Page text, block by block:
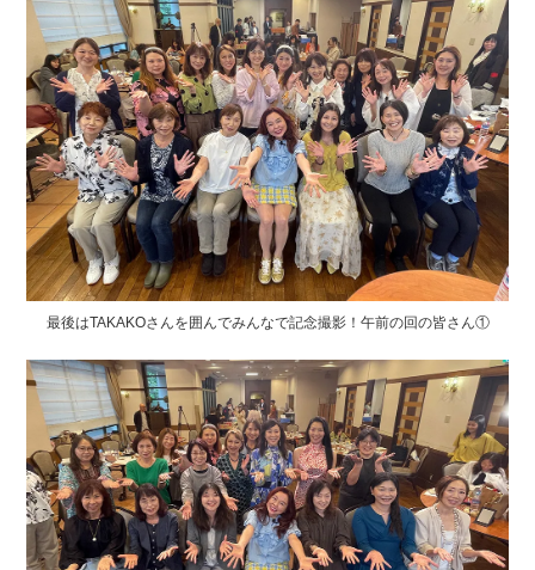
最後はTAKAKOさんを囲んでみんなで記念撮影！午前の回の皆さん①